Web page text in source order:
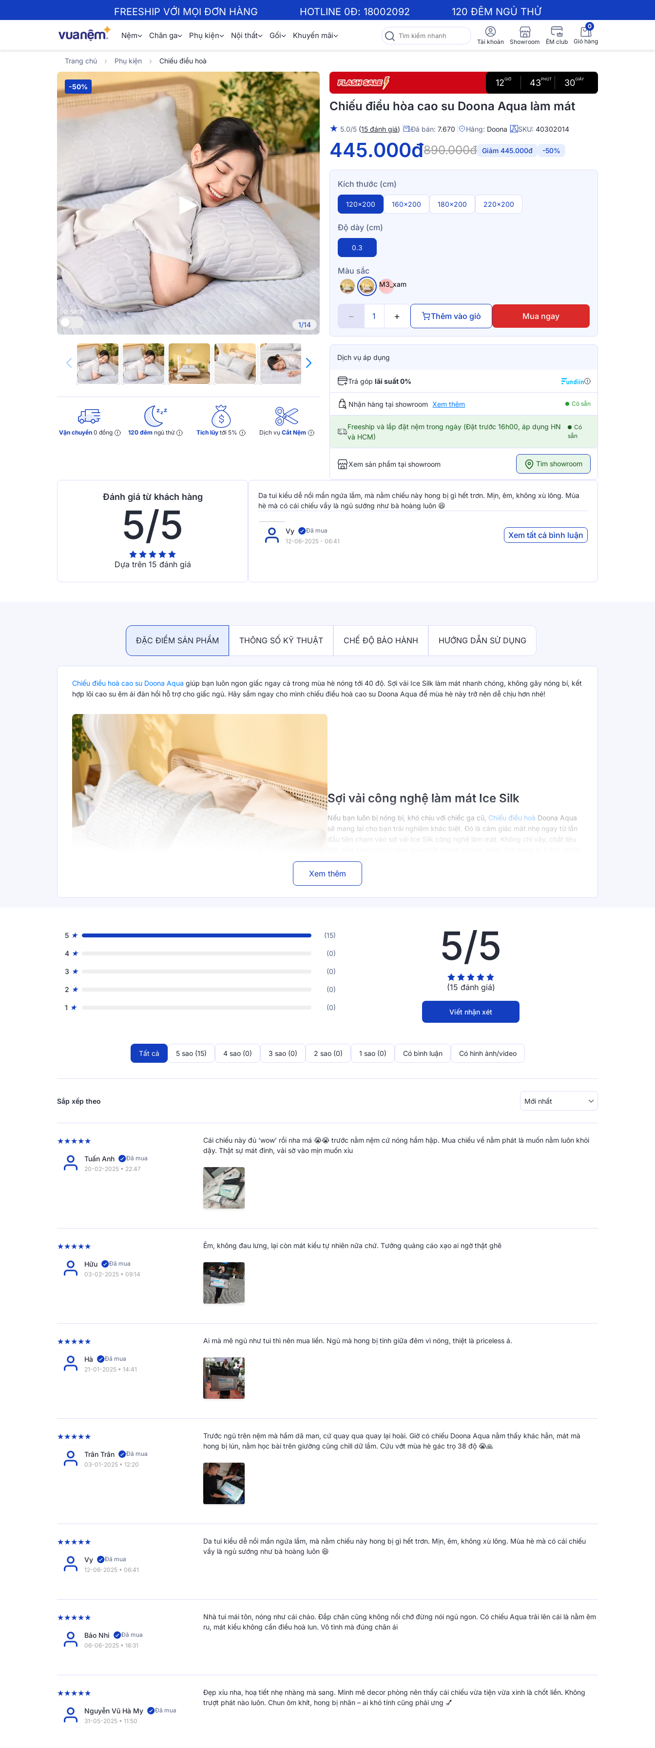
FREESHIP VỚI MỌI ĐƠN HÀNG HOTLINE 0Đ: 18002092 120 ĐÊM NGỦ THỬ
Nệm Chăn ga Phụ kiện Nội thất Gối Khuyến mãi
Tài khoản Showroom ÊM club
0
Giỏ hàng
Trang chủ Phụ kiện Chiếu điều hoà
-50%
So sánh
1/14
▶
Vận chuyển0 đồng 120 đêm ngủ thử Tích lũy tới 5% Dịch vụCắt Nệm
12GIỜ 43PHÚT 29GIÂY
Chiếu điều hòa cao su Doona Aqua làm mát
★ 5.0/5 (15 đánh giá) Đã bán: 7.670 Hãng: Doona SKU: 40302014
445.000đ890.000đ Giảm 445.000đ -50%
Kích thước (cm)
120x200 160x200 180x200 220x200
Độ dày (cm)
0.3
Màu sắc
M3_xam
− + Thêm vào giỏ Mua ngay
Dịch vụ áp dụng
Trả góplãi suất 0%
Nhận hàng tại showroom Xem thêm Có sẵn
Freeship và lắp đặt nệm trong ngày (Đặt trước 16h00, áp dụng HN
và HCM)
Có
sẵn
Xem sản phẩm tại showroom Tìm showroom
Đánh giá từ khách hàng
5/5
Dựa trên 15 đánh giá
Da tui kiểu dễ nổi mẩn ngứa lắm, mà nằm chiếu này hong bị gì hết trơn. Mịn, êm, không xù lông. Mùa
hè mà có cái chiếu vầy là ngủ sướng như bà hoàng luôn 😆
Vy
Đã mua
12-06-2025 - 06:41
Xem tất cả bình luận
ĐẶC ĐIỂM SẢN PHẨM THÔNG SỐ KỸ THUẬT CHẾ ĐỘ BẢO HÀNH HƯỚNG DẪN SỬ DỤNG
Chiếu điều hoà cao su Doona Aqua giúp bạn luôn ngon giấc ngay cả trong mùa hè nóng tới 40 độ. Sợi vải Ice Silk làm mát nhanh chóng, không gây nóng bí, kết
hợp lõi cao su êm ái đàn hồi hỗ trợ cho giấc ngủ. Hãy sắm ngay cho mình chiếu điều hoà cao su Doona Aqua để mùa hè này trở nên dễ chịu hơn nhé!
Sợi vải công nghệ làm mát Ice Silk
Nếu bạn luôn bị nóng bí, khó chịu với chiếc ga cũ, Chiếu điều hoà Doona Aqua
sẽ mang lại cho bạn trải nghiệm khác biệt. Đó là cảm giác mát nhẹ ngay từ lần
đầu tiên chạm vào sợi vải Ice Silk công nghệ làm mát. Không chỉ vậy, chất liệu
các loại mụn, mẩn ngứa xuất hiện. Kết hợp sử dụng các thiết bị làm mát như
quạt, điều hoà với chiếu điều hoà Doona Aqua để trải nghiệm cảm giác mát mẻ
ngay cả trong mùa hè nắng nóng đỉnh điểm.
Lớp cao su dẻo dai, bền bỉ
Sở hữu khả năng đàn hồi dẻo dai ấn tượng, cao su là lựa chọn cải tiến, nâng
cao su trong Doona Aqua. Cùng với độ dày 0.3cm, lớp lõi này còn mang lại cho
bạn cảm giác êm ái và sự bền bỉ sau một thời gian sử dụng.
chế tình trạng xô lệch, trong suốt quá trình sử dụng. Đai chun cố định tại 4 góc,
căng bề mặt nệm phẳng phiu, hạn chế nhăn nhúm, gây mất thẩm mỹ. Chỉ cần
Thương hiệu Doona - Quyến rũ đến từng
Từng sản phẩm của
vừa thời thượng về thiết kế, lại bảo đảm chất lượng
sắm tại các kênh mua sắm trực tuyến và cả ở những không gian trưng bày rộng
Đến nay, Vua Nệm đã sở hữu hơn 150 cửa hàng trải dài từ Bắc tới Nam, phân
Xem thêm
5 (15)
4 (0)
3 (0)
2 (0)
1 (0)
5/5
(15 đánh giá)
Viết nhận xét
Tất cả 5 sao (15) 4 sao (0) 3 sao (0) 2 sao (0) 1 sao (0) Có bình luận Có hình ảnh/video
Sắp xếp theo
Tuấn Anh
Đã mua
20-02-2025 • 22:47
Cái chiếu này đủ ‘wow’ rồi nha má 😭😭 trước nằm nệm cứ nóng hầm hập. Mua chiếu về nằm phát là muốn nằm luôn khỏi
dậy. Thật sự mát đỉnh, vải sờ vào mịn muốn xỉu
Hữu
Đã mua
03-02-2025 • 09:14
Êm, không đau lưng, lại còn mát kiểu tự nhiên nữa chứ. Tưởng quảng cáo xạo ai ngờ thật ghê
Hà
Đã mua
21-01-2025 • 14:41
Ai mà mê ngủ như tui thì nên mua liền. Ngủ mà hong bị tỉnh giữa đêm vì nóng, thiệt là priceless á.
Trân Trân
Đã mua
03-01-2025 • 12:20
Trước ngủ trên nệm mà hầm dã man, cứ quay qua quay lại hoài. Giờ có chiếu Doona Aqua nằm thấy khác hẳn, mát mà
hong bị lún, nằm học bài trên giường cũng chill dữ lắm. Cứu vớt mùa hè gác trọ 38 độ 😭🙏
Vy
Đã mua
12-06-2025 • 06:41
Da tui kiểu dễ nổi mẩn ngứa lắm, mà nằm chiếu này hong bị gì hết trơn. Mịn, êm, không xù lông. Mùa hè mà có cái chiếu
vầy là ngủ sướng như bà hoàng luôn 😆
Bảo Nhi
Đã mua
06-06-2025 • 16:31
Nhà tui mái tôn, nóng như cái chảo. Đắp chăn cũng không nổi chớ đừng nói ngủ ngon. Có chiếu Aqua trải lên cái là nằm êm
ru, mát kiểu không cần điều hoà lun. Vô tình mà đúng chân ái
Nguyễn Vũ Hà My
Đã mua
31-05-2025 • 11:50
Đẹp xỉu nha, hoạ tiết nhẹ nhàng mà sang. Mình mê decor phòng nên thấy cái chiếu vừa tiện vừa xinh là chốt liền. Không
trượt phát nào luôn. Chun ôm khít, hong bị nhăn – ai khó tính cũng phải ưng 💅